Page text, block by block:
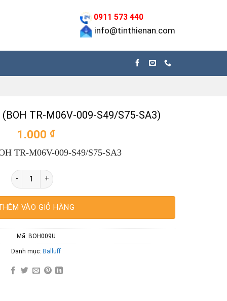
0911 573 440
info@tinthienan.com
(BOH TR-M06V-009-S49/S75-SA3)
1.000 ₫
TR-M06V-009-S49/S75-SA3
BALLUFF BOH009U (BOH TR-M06V-009-S49/S75-SA3) số lượng
VÀO GIỎ HÀNG
Mã: BOH009U
Danh mục: Balluff